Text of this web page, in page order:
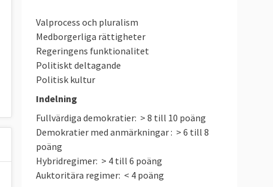
Valprocess och pluralism
Medborgerliga rättigheter
Regeringens funktionalitet
Politiskt deltagande
Politisk kultur
Indelning
Fullvärdiga demokratier: > 8 till 10 poäng
Demokratier med anmärkningar : > 6 till 8
poäng
Hybridregimer: > 4 till 6 poäng
Auktoritära regimer: < 4 poäng